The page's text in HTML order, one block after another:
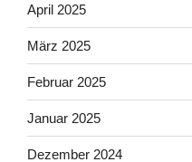
April 2025
März 2025
Februar 2025
Januar 2025
Dezember 2024